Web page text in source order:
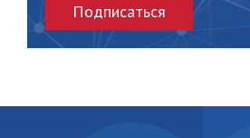
Подписаться